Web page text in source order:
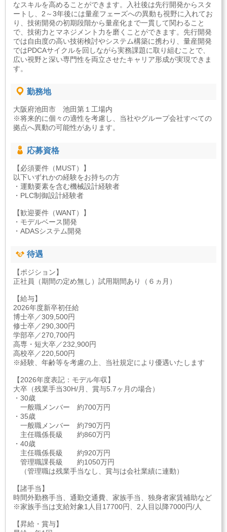
なスキルを高めることができます。入社後は先行開発からスタ
ートし、2～3年後には量産フェーズへの異動も視野に入れてお
り、技術開発の初期段階から量産化まで一貫して関わること
で、技術力とマネジメント力を磨くことができます。先行開発
では自由度の高い技術検討やシステム構築に携わり、量産開発
ではPDCAサイクルを回しながら実務課題に取り組むことで、
広い視野と深い専門性を両立させたキャリア形成が実現できま
す。
勤務地
大阪府池田市 池田第１工場内
※将来的に個々の適性を考慮し、当社やグループ会社すべての
拠点へ異動の可能性があります。
応募資格
【必須要件（MUST）】
以下いずれかの経験をお持ちの方
・運動要素を含む機械設計経験者
・PLC制御設計経験者
【歓迎要件（WANT）】
・モデルベース開発
・ADASシステム開発
待遇
【ポジション】
正社員（期間の定め無し）試用期間あり（６ヵ月）
【給与】
2026年度新卒初任給
博士卒／309,500円
修士卒／290,300円
学部卒／270,700円
高専・短大卒／232,900円
高校卒／220,500円
※経験、年齢等を考慮の上、当社規定により優遇いたします
【2026年度表記：モデル年収】
大卒（残業手当30H/月、賞与5.7ヶ月の場合）
・30歳
一般職メンバー 約700万円
・35歳
一般職メンバー 約790万円
主任職係長級 約860万円
・40歳
主任職係長級 約920万円
管理職課長級 約1050万円
（管理職は残業手当なし、賞与は会社業績に連動）
【諸手当】
時間外勤務手当、通勤交通費、家族手当、独身者家賃補助など
※家族手当は支給対象1人目17700円、2人目以降7000円/人
【昇給・賞与】